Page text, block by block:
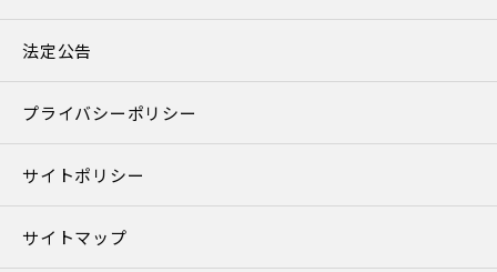
法定公告
プライバシーポリシー
サイトポリシー
サイトマップ